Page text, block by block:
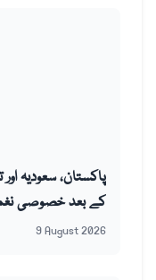
پاکستان، سعودیہ
کے بعد خصوصی
9 August 2026